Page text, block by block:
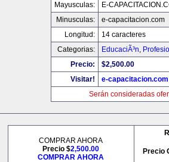
Mayusculas:
E-
Minusculas:
e-capacitacion.com
Longitud:
14 caracteres
Categorias:
EducaciÃ³n,
Precio:
$2,500.00
Visitar!
e-capacitacion.com
Serán consideradas
COMPRAR AHORA
Precio $2,500.00
COMPRAR AHORA
Precio